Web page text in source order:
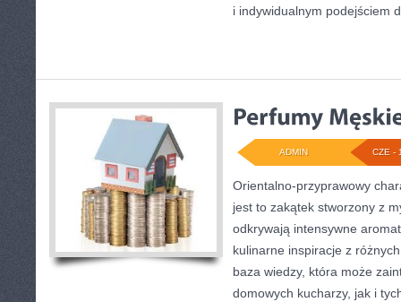
i indywidualnym podejściem
CZE -
ADMIN
Orientalno-przyprawowy
jest to zakątek stworzony z
odkrywają intensywne
kulinarne inspiracje z
baza wiedzy, która może
domowych kucharzy, jak i